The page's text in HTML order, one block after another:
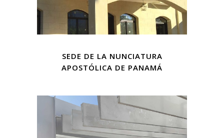
SEDE DE LA NUNCIATURA
APOSTÓLICA DE PANAMÁ